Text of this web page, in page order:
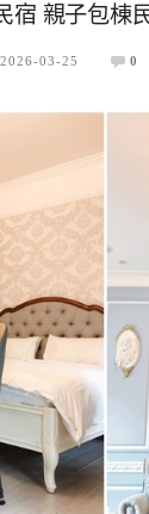
宿 親子包棟
2026-03-25 0